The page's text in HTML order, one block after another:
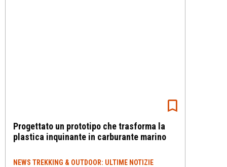
Progettato un prototipo che trasforma la
plastica inquinante in carburante marino
NEWS TREKKING & OUTDOOR: ULTIME NOTIZIE